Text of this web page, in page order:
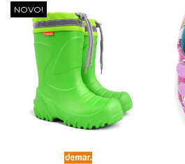
NOVO!